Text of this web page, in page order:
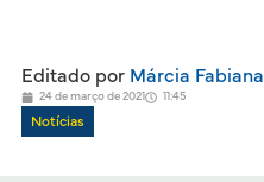
Editado porMárcia Fabiana
24 de março de 2021 11:45
Notícias